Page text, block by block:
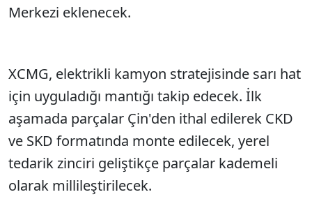
Merkezi eklenecek.
XCMG, elektrikli kamyon stratejisinde sarı hat
için uyguladığı mantığı takip edecek. İlk
aşamada parçalar Çin'den ithal edilerek CKD
ve SKD formatında monte edilecek, yerel
tedarik zinciri geliştikçe parçalar kademeli
olarak millileştirilecek.